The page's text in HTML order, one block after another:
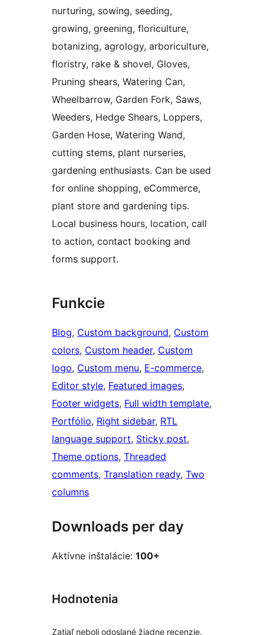
nurturing, sowing, seeding,
growing, greening, floriculture,
botanizing, agrology, arboriculture,
floristry, rake & shovel, Gloves,
Pruning shears, Watering Can,
Wheelbarrow, Garden Fork, Saws,
Weeders, Hedge Shears, Loppers,
Garden Hose, Watering Wand,
cutting stems, plant nurseries,
gardening enthusiasts. Can be used
for online shopping, eCommerce,
plant store and gardening tips.
Local business hours, location, call
to action, contact booking and
forms support.
Funkcie
Blog, Custom background, Custom
colors, Custom header, Custom
logo, Custom menu, E-commerce
Editor style, Featured images
Footer widgets, Full width template
Portfólio, Right sidebar, RTL
language support, Sticky post
Theme options, Threaded
comments, Translation ready, Two
columns
Downloads per day
Aktívne inštalácie: 100+
Hodnotenia
Zatiaľ neboli odoslané žiadne recenzie.